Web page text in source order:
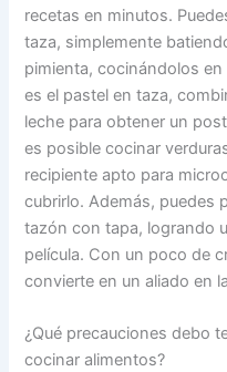
recetas en minutos.
taza, simplemente
pimienta, cocinándolos
es el pastel en taza,
leche para obtener un
es posible cocinar
recipiente apto para
cubrirlo. Además, puedes
tazón con tapa, logrando
película. Con un poco de
convierte en un aliado en
¿Qué precauciones debo
cocinar alimentos?